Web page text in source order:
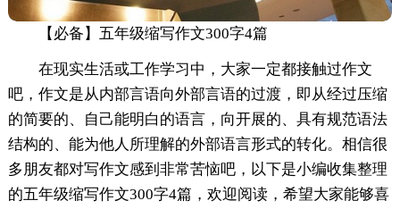
【必备】五年级缩写作文300字4篇
在现实生活或工作学习中，大家一定都接触过作文
吧，作文是从内部言语向外部言语的过渡，即从经过压缩
的简要的、自己能明白的语言，向开展的、具有规范语法
结构的、能为他人所理解的外部语言形式的转化。相信很
多朋友都对写作文感到非常苦恼吧，以下是小编收集整理
的五年级缩写作文300字4篇，欢迎阅读，希望大家能够喜